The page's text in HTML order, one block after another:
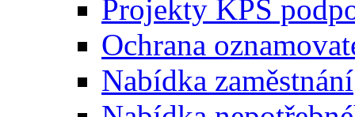
Projekty KPS
Ochrana
Nabídka zaměstnání